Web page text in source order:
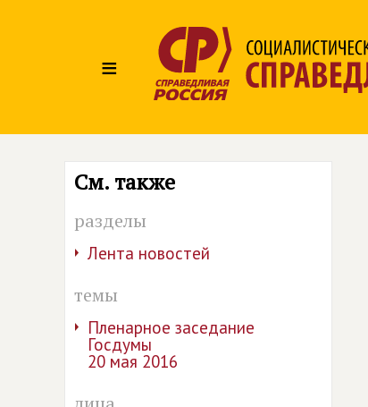
≡
См. также
разделы
Лента новостей
темы
Пленарное заседание
Госдумы
20 мая 2016